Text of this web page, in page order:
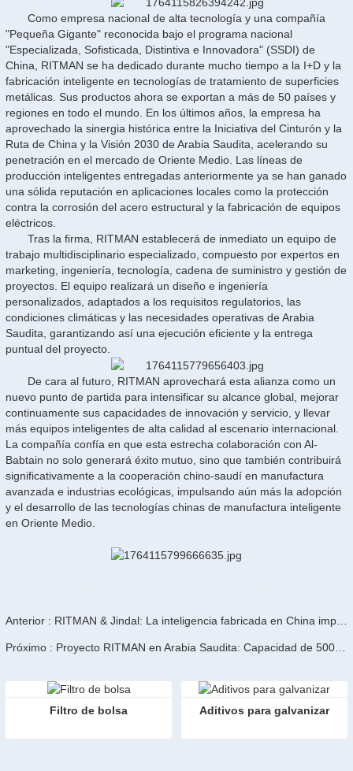
Como empresa nacional de alta tecnología y una compañía
"Pequeña Gigante" reconocida bajo el programa nacional
"Especializada, Sofisticada, Distintiva e Innovadora" (SSDI) de
China, RITMAN se ha dedicado durante mucho tiempo a la I+D y la
fabricación inteligente en tecnologías de tratamiento de superficies
metálicas. Sus productos ahora se exportan a más de 50 países y
regiones en todo el mundo. En los últimos años, la empresa ha
aprovechado la sinergia histórica entre la Iniciativa del Cinturón y la
Ruta de China y la Visión 2030 de Arabia Saudita, acelerando su
penetración en el mercado de Oriente Medio. Las líneas de
producción inteligentes entregadas anteriormente ya se han ganado
una sólida reputación en aplicaciones locales como la protección
contra la corrosión del acero estructural y la fabricación de equipos
eléctricos.
Tras la firma, RITMAN establecerá de inmediato un equipo de
trabajo multidisciplinario especializado, compuesto por expertos en
marketing, ingeniería, tecnología, cadena de suministro y gestión de
proyectos. El equipo realizará un diseño e ingeniería
personalizados, adaptados a los requisitos regulatorios, las
condiciones climáticas y las necesidades operativas de Arabia
Saudita, garantizando así una ejecución eficiente y la entrega
puntual del proyecto.
De cara al futuro, RITMAN aprovechará esta alianza como un
nuevo punto de partida para intensificar su alcance global, mejorar
continuamente sus capacidades de innovación y servicio, y llevar
más equipos inteligentes de alta calidad al escenario internacional.
La compañía confía en que esta estrecha colaboración con Al-
Babtain no solo generará éxito mutuo, sino que también contribuirá
significativamente a la cooperación chino-saudí en manufactura
avanzada e industrias ecológicas, impulsando aún más la adopción
y el desarrollo de las tecnologías chinas de manufactura inteligente
en Oriente Medio.
Anterior : RITMAN & Jindal: La inteligencia fabricada en China impulsa el acero de la India
Próximo : Proyecto RITMAN en Arabia Saudita: Capacidad de 500 toneladas diarias con automatización y capacitación
Filtro de bolsa Aditivos para galvanizar